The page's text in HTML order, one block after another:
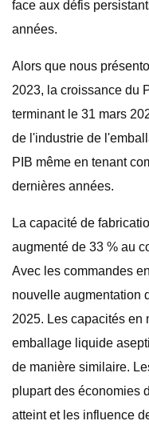
face aux défis
années.
Alors que nous
2023, la croissance du
terminant le 31 mars
de l'industrie de
PIB même en tenant
dernières années.
La capacité de
augmenté de 33 % au
Avec les commandes
nouvelle augmentation
2025. Les capacités en
emballage liquide
de manière similaire.
plupart des économies
atteint et les influence